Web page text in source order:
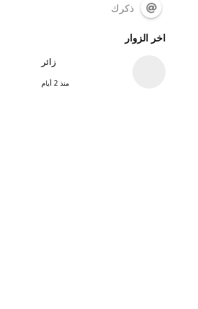
ذكرك
اخر الزوار
زائر
منذ 2 أيام